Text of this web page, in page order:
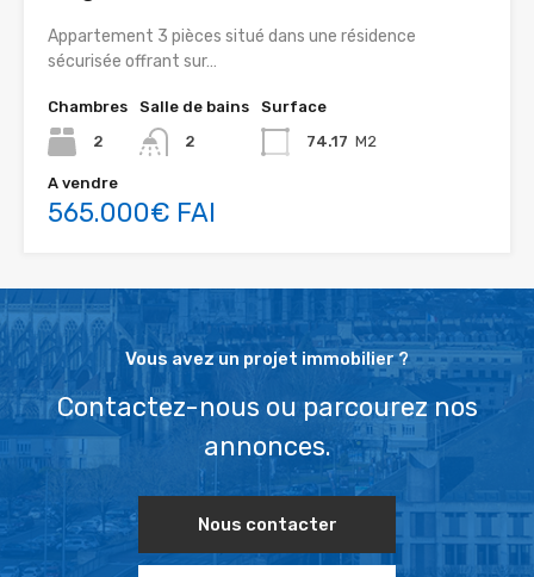
Appartement 3 pièces situé dans une résidence
sécurisée offrant sur…
Chambres
2
Salle de bains
2
Surface
74.17 M2
A vendre
565.000€ FAI
Vous avez un projet immobilier ?
Contactez-nous ou parcourez nos
annonces.
Nous contacter